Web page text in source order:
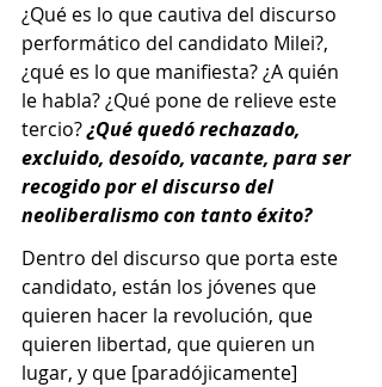
¿Qué es lo que cautiva del discurso
performático del candidato Milei?,
¿qué es lo que manifiesta? ¿A quién
le habla? ¿Qué pone de relieve este
tercio? ¿Qué quedó rechazado,
excluido, desoído, vacante, para ser
recogido por el discurso del
neoliberalismo con tanto éxito?
Dentro del discurso que porta este
candidato, están los jóvenes que
quieren hacer la revolución, que
quieren libertad, que quieren un
lugar, y que [paradójicamente]